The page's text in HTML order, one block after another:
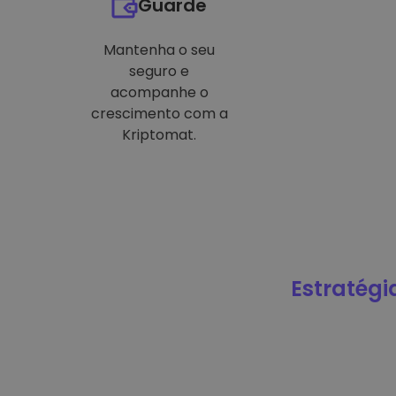
Guarde
Mantenha o seu
seguro e
acompanhe o
crescimento com a
Kriptomat.